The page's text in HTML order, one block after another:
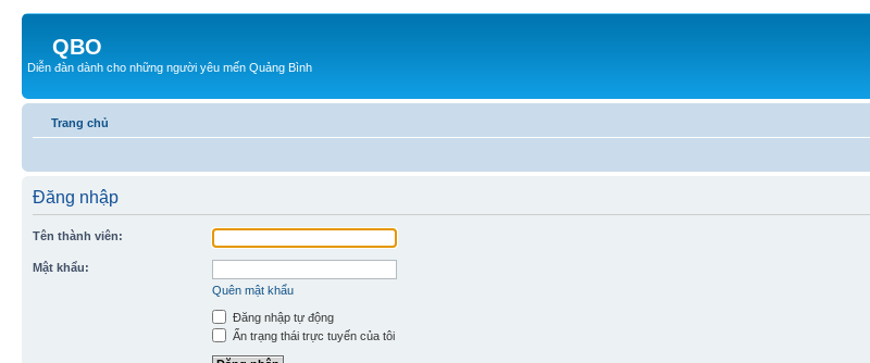
QBO
Diễn đàn dành cho những người yêu mến Quảng Bình
Trang chủ
Đăng nhập
Tên thành viên:
Mật khẩu:
Quên mật khẩu
Đăng nhập tự động
Ẩn trạng thái trực tuyến của tôi